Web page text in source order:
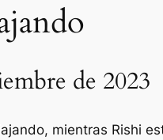
de 2023
mientras Rishi